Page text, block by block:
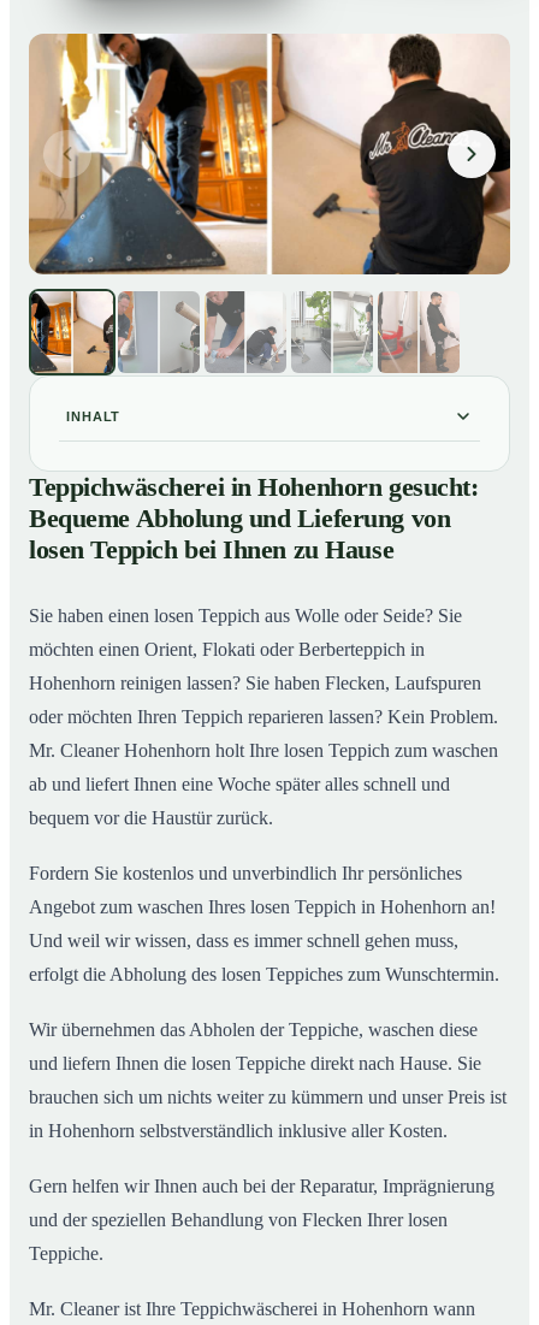
INHALT
01Teppichwäscherei in Hohenhorn gesucht: Bequeme
Abholung und Lieferung von losen Teppich bei Ihnen
zu Hause
02 Einblick in unsere Teppichwäscherei in Hohenhorn
Teppichwäscherei in Hohenhorn gesucht:
Bequeme Abholung und Lieferung von
losen Teppich bei Ihnen zu Hause
Sie haben einen losen Teppich aus Wolle oder Seide? Sie
möchten einen Orient, Flokati oder Berberteppich in
Hohenhorn reinigen lassen? Sie haben Flecken, Laufspuren
oder möchten Ihren Teppich reparieren lassen? Kein Problem.
Mr. Cleaner Hohenhorn holt Ihre losen Teppich zum waschen
ab und liefert Ihnen eine Woche später alles schnell und
bequem vor die Haustür zurück.
Fordern Sie kostenlos und unverbindlich Ihr persönliches
Angebot zum waschen Ihres losen Teppich in Hohenhorn an!
Und weil wir wissen, dass es immer schnell gehen muss,
erfolgt die Abholung des losen Teppiches zum Wunschtermin.
Wir übernehmen das Abholen der Teppiche, waschen diese
und liefern Ihnen die losen Teppiche direkt nach Hause. Sie
brauchen sich um nichts weiter zu kümmern und unser Preis ist
in Hohenhorn selbstverständlich inklusive aller Kosten.
Gern helfen wir Ihnen auch bei der Reparatur, Imprägnierung
und der speziellen Behandlung von Flecken Ihrer losen
Teppiche.
Mr. Cleaner ist Ihre Teppichwäscherei in Hohenhorn wann